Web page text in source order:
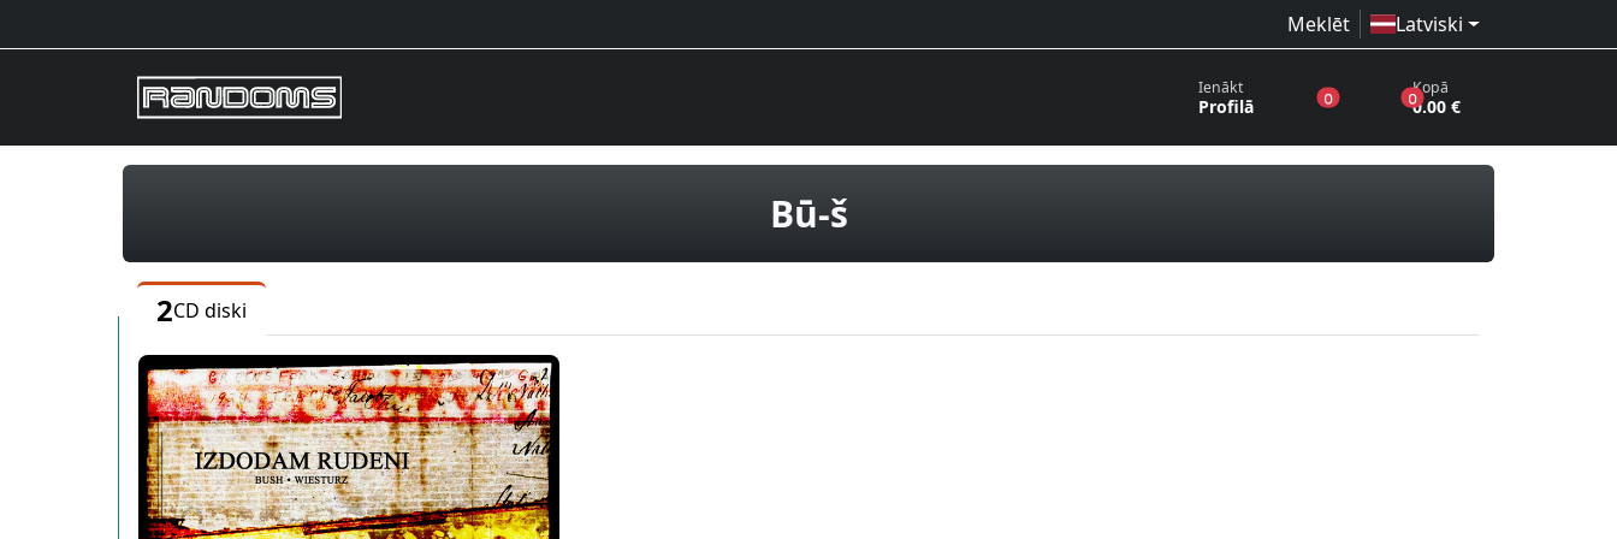
Meklēt Latviski
Ienākt
Profilā 0produkti vēlmju sarakstā
0produkti grozā
Kopā
0.00 €
Bū-šCD diski
2CD diski